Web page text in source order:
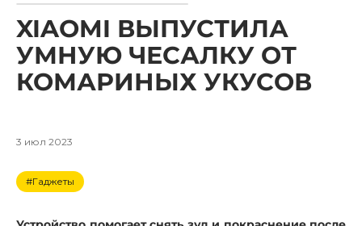
Разбейте
оплатуна части
без переплат
График платежей
Сегодня
XIAOMI ВЫПУСТИЛА
УМНУЮ ЧЕСАЛКУ ОТ
КОМАРИНЫХ УКУСОВ
3 июл 2023
#Гаджеты